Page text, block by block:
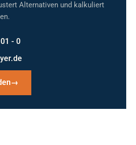
Alternativen und kalkuliert
- 0
→